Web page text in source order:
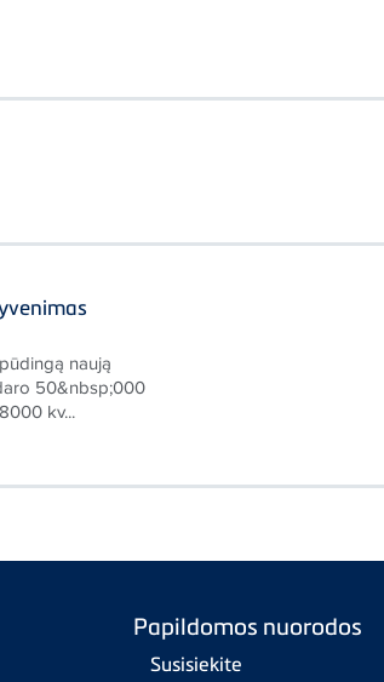
naują
50&nbsp;000
kv...
Papildomos nuorodos
Susisiekite